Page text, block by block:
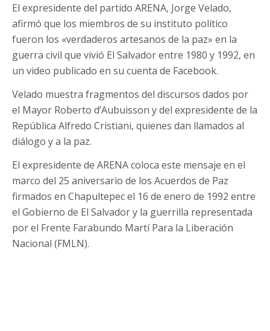
El expresidente del partido ARENA, Jorge Velado,
afirmó que los miembros de su instituto político
fueron los «verdaderos artesanos de la paz» en la
guerra civil que vivió El Salvador entre 1980 y 1992, en
un video publicado en su cuenta de Facebook.
Velado muestra fragmentos del discursos dados por
el Mayor Roberto d’Aubuisson y del expresidente de la
República Alfredo Cristiani, quienes dan llamados al
diálogo y a la paz.
El expresidente de ARENA coloca este mensaje en el
marco del 25 aniversario de los Acuerdos de Paz
firmados en Chapultepec el 16 de enero de 1992 entre
el Gobierno de El Salvador y la guerrilla representada
por el Frente Farabundo Martí Para la Liberación
Nacional (FMLN).